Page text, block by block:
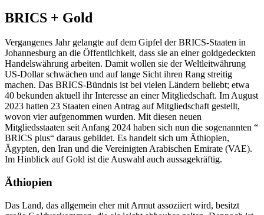
BRICS + Gold
Vergangenes Jahr gelangte auf dem Gipfel der BRICS-Staaten in
Johannesburg an die Öffentlichkeit, dass sie an einer goldgedeckten
Handelswährung arbeiten. Damit wollen sie der Weltleitwährung
US-Dollar schwächen und auf lange Sicht ihren Rang streitig
machen. Das BRICS-Bündnis ist bei vielen Ländern beliebt; etwa
40 bekunden aktuell ihr Interesse an einer Mitgliedschaft. Im August
2023 hatten 23 Staaten einen Antrag auf Mitgliedschaft gestellt,
wovon vier aufgenommen wurden. Mit diesen neuen
Mitgliedsstaaten seit Anfang 2024 haben sich nun die sogenannten “
BRICS plus“ daraus gebildet. Es handelt sich um Äthiopien,
Ägypten, den Iran und die Vereinigten Arabischen Emirate (VAE).
Im Hinblick auf Gold ist die Auswahl auch aussagekräftig.
Äthiopien
Das Land, das allgemein eher mit Armut assoziiert wird, besitzt